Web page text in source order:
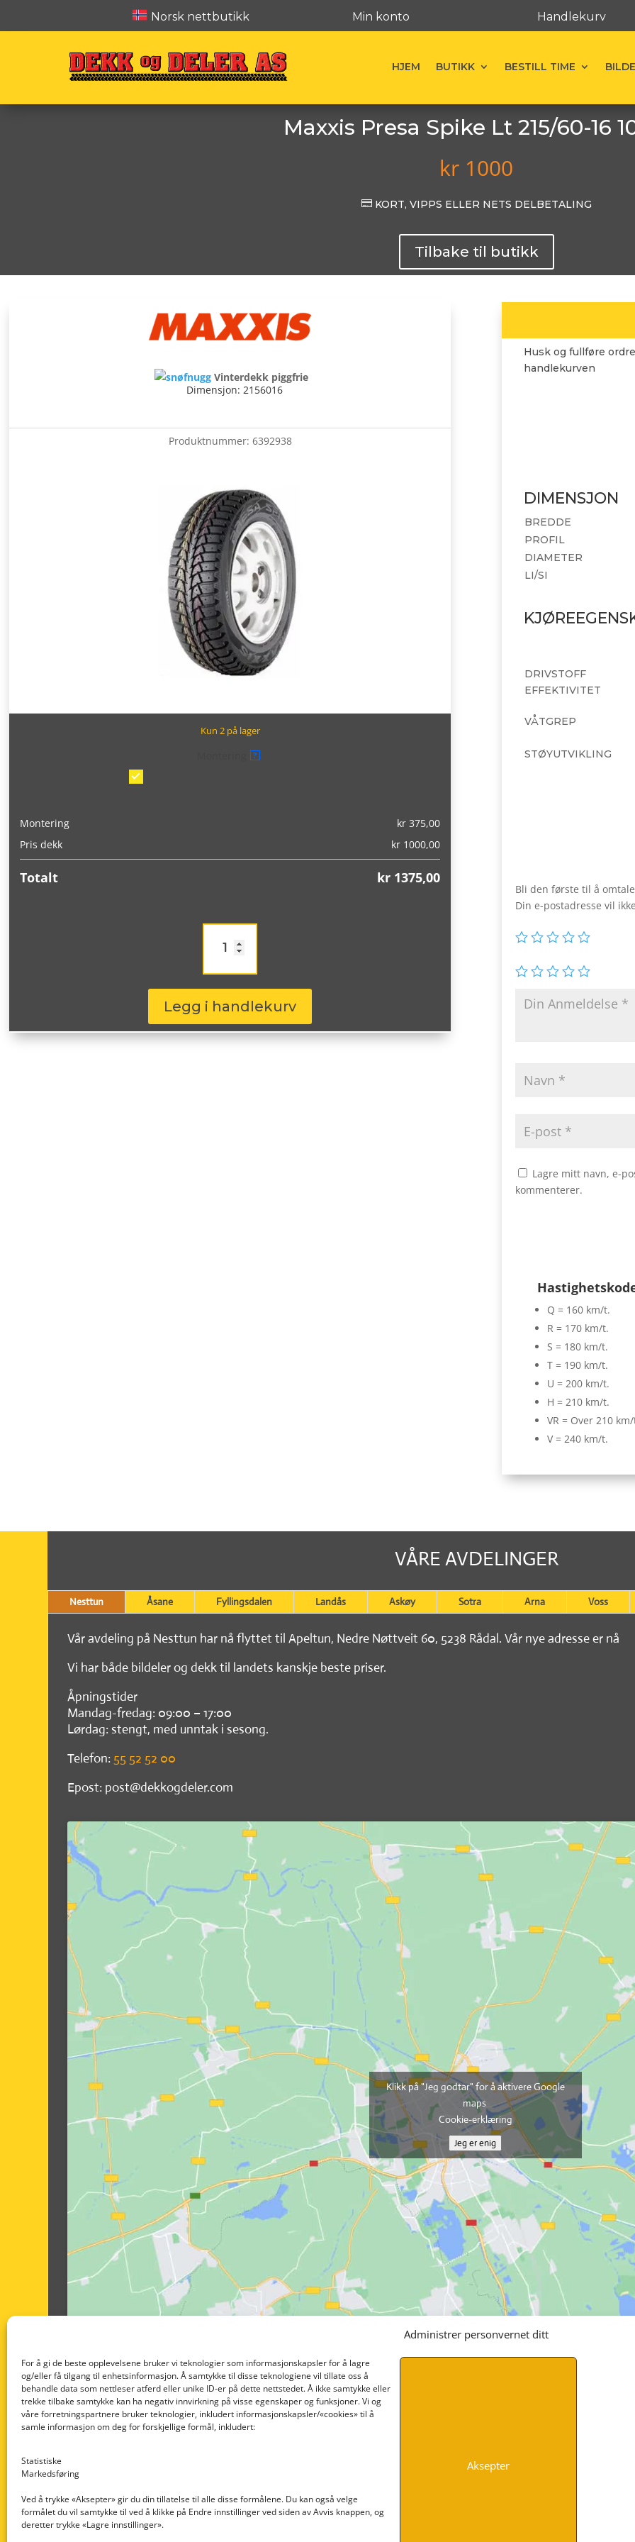
Administrer personvernet ditt
For å gi de beste opplevelsene bruker vi teknologier som informasjonskapsler for å lagre
og/eller få tilgang til enhetsinformasjon. Å samtykke til disse teknologiene vil tillate oss å
behandle data som nettleser atferd eller unike ID-er på dette nettstedet. Å ikke samtykke eller
trekke tilbake samtykke kan ha negativ innvirkning på visse egenskaper og funksjoner. Vi og
våre forretningspartnere bruker teknologier, inkludert informasjonskapsler/«cookies» til å
samle informasjon om deg for forskjellige formål, inkludert:
Statistiske
Markedsføring
Ved å trykke «Aksepter» gir du din tillatelse til alle disse formålene. Du kan også velge
formålet du vil samtykke til ved å klikke på Endre innstillinger ved siden av Avvis knappen, og
deretter trykke «Lagre innstillinger».
Aksepter
Norsk nettbutikk Min konto Handlekurv
HJEM BUTIKK BESTILL TIME
Maxxis Presa Spike Lt 215/60-16
kr 1000
KORT, VIPPS ELLER NETS DELBETALING
Tilbake til butikk
Vinterdekk piggfrie
Dimensjon: 2156016
Produktnummer: 6392938
Kun 2 på lager
?
Montering kr 375,00
Pris dekk
kr 1000,00
Totalt kr 1375,00
Maxxis
Spike
Lt
215/60-
16
antall
Legg i handlekurv
Husk og fullføre
handlekurven
DIMENSJON
BREDDE
PROFIL
DIAMETER
LI/SI
DRIVSTOFF
EFFEKTIVITET
VÅTGREP
STØYUTVIKLING
Bli den første til å omtale
Din e-postadresse vil
Lagre mitt navn, e-
kommenterer.
Q = 160 km/t.
R = 170 km/t.
S = 180 km/t.
T = 190 km/t.
U = 200 km/t.
H = 210 km/t.
VR = Over 210
V = 240 km/t.
VÅRE AVDELINGER
Nesttun Åsane Fyllingsdalen Landås Askøy Sotra Arna Voss
Vår avdeling på Nesttun har nå flyttet til Apeltun, Nedre Nøttveit 60, 5238 Rådal. Vår nye adresse er nå
Vi har både bildeler og dekk til landets kanskje beste priser.
Åpningstider
Mandag-fredag: 09:00 – 17:00
Lørdag: stengt, med unntak i sesong.
Telefon: 55 52 52 00
Epost: post@dekkogdeler.com
Klikk på "Jeg godtar" for å aktivere Google
maps
Cookie-erklæring
Jeg er enig
Nedre Nøttveit 60, 5238 Rådal
INFORMASJON